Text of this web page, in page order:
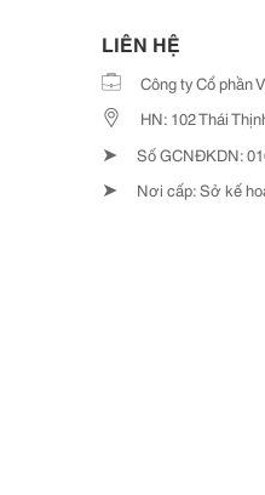
LIÊN HỆ
Công ty Cổ phần
HN: 102 Thái
➤ Số GCNĐKDN:
➤ Nơi cấp: Sở kế